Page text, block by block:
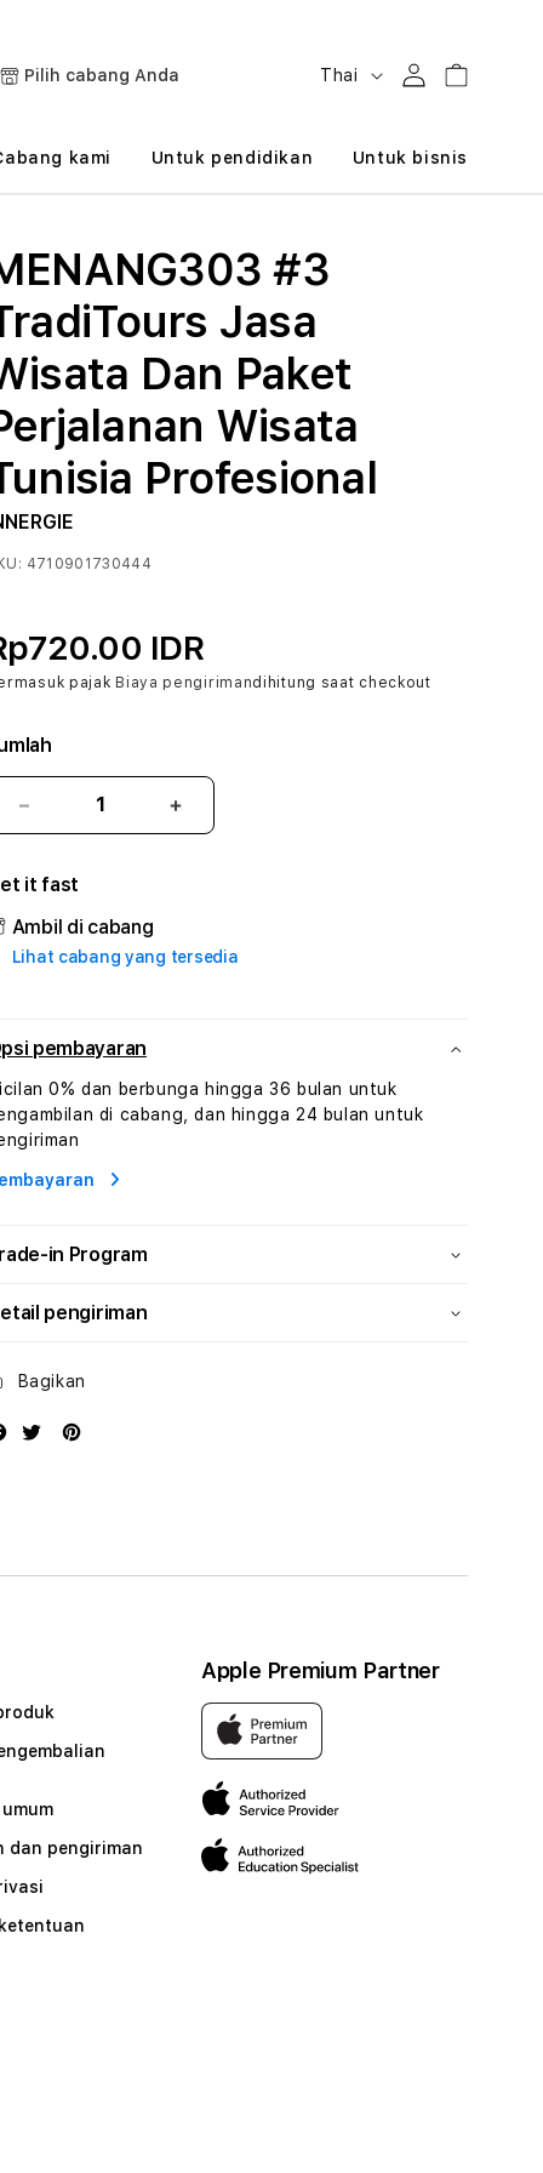
Pilih cabang Anda
B
h
a
Thai MasukKeranjang
kami Untuk pendidikan Untuk bisnis
#3
Jasa
Dan Paket
Wisata
Profesional
4710901730444
IDR
pajak Biaya pengirimandihitung saat checkout
Kurangi
jumlah
MENANG303
#3
TradiTours
Jasa
Paket
Wisata
Tunisia
Profesional
Tambah
jumlah
TradiTours
Jasa
Wisata
Tunisia
it fast
Ambil di cabang
Lihat cabang yang tersedia
pembayaran
0% dan berbunga hingga 36 bulan untuk
di cabang, dan hingga 24 bulan untuk
in Program
pengiriman
Bagikan
dan pengiriman
Apple Premium Partner